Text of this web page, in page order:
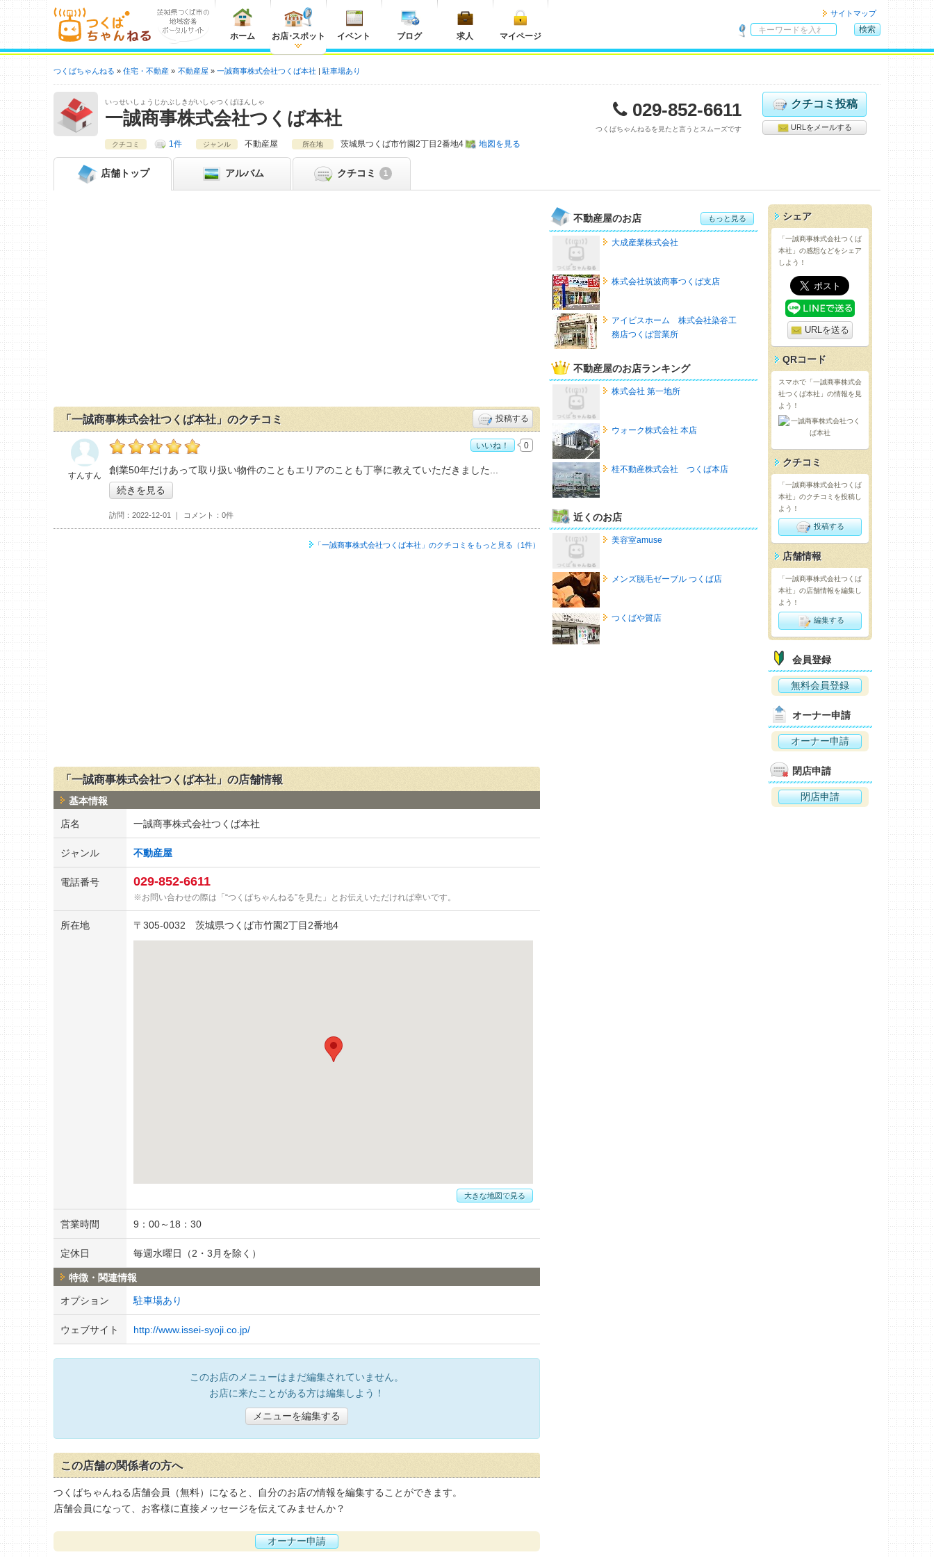
ホーム お店・スポット イベント ブログ 求人 マイページ
サイトマップ
内
索
検索
つくばちゃんねる 住宅・不動産 不動産屋 一誠商事株式会社つくば本社 駐車場あり
いっせいしょうじかぶしきがいしゃつくばほんしゃ
一誠商事株式会社つくば本社 029-852-6611
つくばちゃんねるを見たと言うとスムーズです
クチコミ投稿
URLをメールする
クチコミ 1件 ジャンル 不動産屋 所在地 茨城県つくば市竹園2丁目2番地4 地図を見る
店舗 トップ アルバム クチコミ 1
「一誠商事株式会社つくば本社」のクチコミ 投稿する
の「一誠商事株式会社つくば本社」おすすめ度：
創業50年だけあって取り扱い物件のこともエリアのことも丁寧に教えていただきました
続きを見る
訪問 2022-12-01 コメント 0件
すんすん
いいね！ 0
「一誠商事株式会社つくば本社」のクチコミをもっと見る（1件）
「一誠商事株式会社つくば本社」の店舗情報
基本情報
店名 一誠商事株式会社つくば本社
ジャンル 不動産屋
電話番号 029-852-6611
お問い合わせの際は「“つくばちゃんねる”を見た」とお伝えいただければ幸いです。
所在地 〒 305-0032 茨城県つくば市竹園2丁目2番地4
大きな地図で見る
営業時間 9：00～18：30
定休日 毎週水曜日（2・3月を除く）
特徴・関連情報
オプション 駐車場あり
ウェブサイト http://www.issei-syoji.co.jp/
このお店のメニューはまだ編集されていません。
お店に来たことがある方は編集しよう！
メニューを編集する
この店舗の関係者の方へ
つくばちゃんねる店舗会員（無料）になると、自分のお店の情報を編集することができます。
店舗会員になって、お客様に直接メッセージを伝えてみませんか？
オーナー申請
不動産屋のお店 もっと見る
大成産業株式会社
株式会社筑波商事つくば支店
アイビスホーム 株式会社染谷工
務店つくば営業所
不動産屋のお店ランキング
株式会社 第一地所
ウォーク株式会社 本店
桂不動産株式会社 つくば本店
近くのお店
美容室amuse
メンズ脱毛ゼーブル つくば店
つくばや質店
シェア
「一誠商事株式会社つくば
本社」の感想などをシェア
しよう！
URLを送る
QRコード
スマホで「一誠商事株式会
社つくば本社」の情報を見
よう！
クチコミ
「一誠商事株式会社つくば
本社」のクチコミを投稿し
よう！
投稿する
店舗情報
「一誠商事株式会社つくば
本社」の店舗情報を編集し
よう！
編集する
会員登録
無料会員登録
オーナー申請
オーナー申請
閉店申請
閉店申請